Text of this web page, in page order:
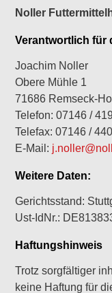
Noller
Verantwortlich für
Joachim Noller
Obere Mühle 1
71686 Remseck-
Telefon: 07146 /
Telefax: 07146 /
E-Mail:
Weitere Daten:
Gerichtsstand:
Ust-IdNr.:
Haftungshinweis
Trotz sorgfältiger
keine Haftung für